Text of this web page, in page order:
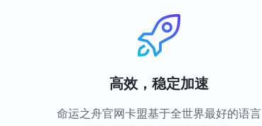
高效，稳定加速
命运之舟官网卡盟基于全世界最好的语言